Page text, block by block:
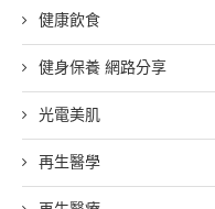
健康飲食
健身保養 網路分享
光電美肌
再生醫學